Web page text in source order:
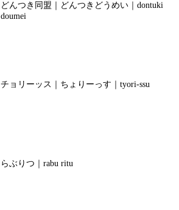
どんつき同盟｜どんつきどうめい｜dontuki
doumei
チョリーッス｜ちょりーっす｜tyori-ssu
らぶりつ｜rabu ritu